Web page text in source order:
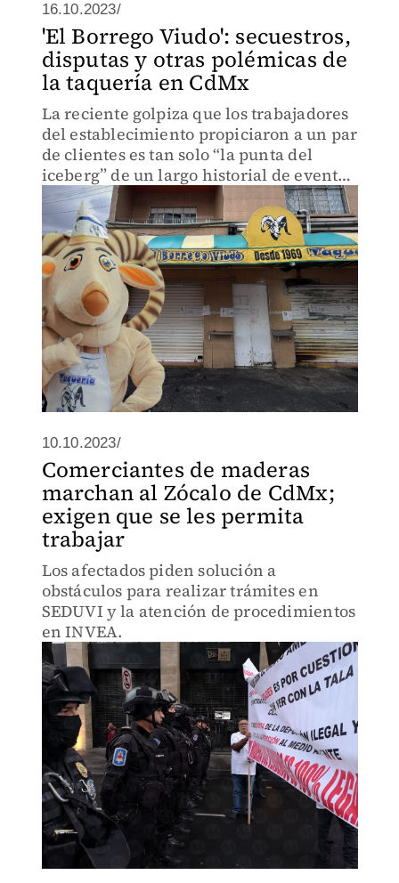
16.10.2023/
'El Borrego Viudo': secuestros,
disputas y otras polémicas de
la taquería en CdMx
La reciente golpiza que los trabajadores
del establecimiento propiciaron a un par
de clientes es tan solo “la punta del
iceberg” de un largo historial de eventos
suscitados en la famosa taquería.
10.10.2023/
Comerciantes de maderas
marchan al Zócalo de CdMx;
exigen que se les permita
trabajar
Los afectados piden solución a
obstáculos para realizar trámites en
SEDUVI y la atención de procedimientos
en INVEA.